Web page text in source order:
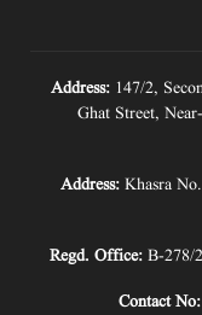
Address: 147/2,
Ghat Street,
Address: Khasra
Regd. Office: B-278/
Contact No: